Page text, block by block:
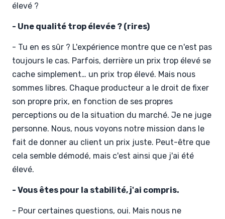
élevé ?
- Une qualité trop élevée ? (rires)
- Tu en es sûr ? L'expérience montre que ce n'est pas
toujours le cas. Parfois, derrière un prix trop élevé se
cache simplement… un prix trop élevé. Mais nous
sommes libres. Chaque producteur a le droit de fixer
son propre prix, en fonction de ses propres
perceptions ou de la situation du marché. Je ne juge
personne. Nous, nous voyons notre mission dans le
fait de donner au client un prix juste. Peut-être que
cela semble démodé, mais c'est ainsi que j'ai été
élevé.
- Vous êtes pour la stabilité, j'ai compris.
- Pour certaines questions, oui. Mais nous ne